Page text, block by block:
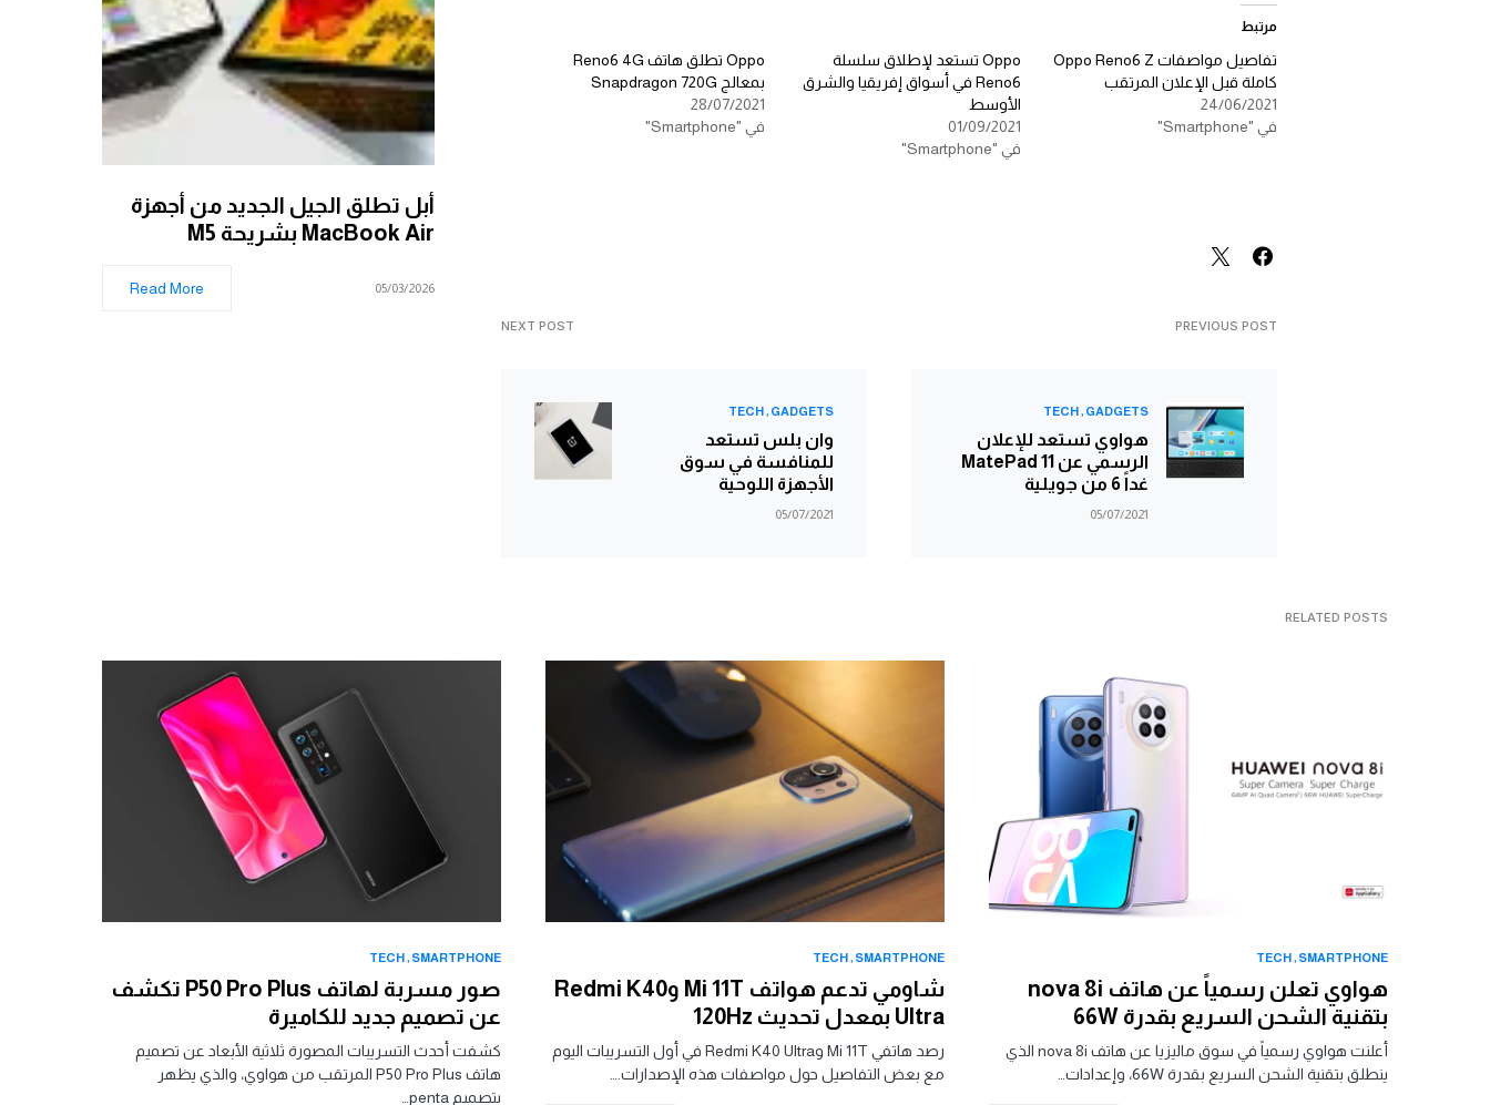
مرتبط
تفاصيل مواصفات Oppo Reno6 Z
كاملة قبل الإعلان المرتقب
24/06/2021
في "Smartphone"
Oppo تستعد لإطلاق سلسلة
Reno6 في أسواق إفريقيا والشرق
الأوسط
01/09/2021
في "Smartphone"
Oppo تطلق هاتف Reno6 4G
بمعالج Snapdragon 720G
28/07/2021
في "Smartphone"
PREVIOUS POST
GADGETS
TECH
هواوي تستعد للإعلان
الرسمي عن MatePad 11
غداً 6 من جويلية
05/07/2021
NEXT POST
GADGETS
TECH
وان بلس تستعد
للمنافسة في سوق
الأجهزة اللوحية
05/07/2021
أبل تطلق الجيل الجديد من أجهزة
MacBook Air بشريحة M5
05/03/2026
Read More
RELATED POSTS
SMARTPHONE
TECH
هواوي تعلن رسمياً عن هاتف nova 8i
بتقنية الشحن السريع بقدرة 66W
أعلنت هواوي رسمياً في سوق ماليزيا عن هاتف nova 8i الذي
ينطلق بتقنية الشحن السريع بقدرة 66W، وإعدادات…
SMARTPHONE
TECH
شاومي تدعم هواتف Mi 11T وRedmi K40
Ultra بمعدل تحديث 120Hz
رصد هاتفي Mi 11T وRedmi K40 Ultra في أول التسريبات اليوم
مع بعض التفاصيل حول مواصفات هذه الإصدارات.…
SMARTPHONE
TECH
صور مسربة لهاتف P50 Pro Plus تكشف
عن تصميم جديد للكاميرة
كشفت أحدث التسريبات المصورة ثلاثية الأبعاد عن تصميم
هاتف P50 Pro Plus المرتقب من هواوي، والذي يظهر
بتصميم penta…